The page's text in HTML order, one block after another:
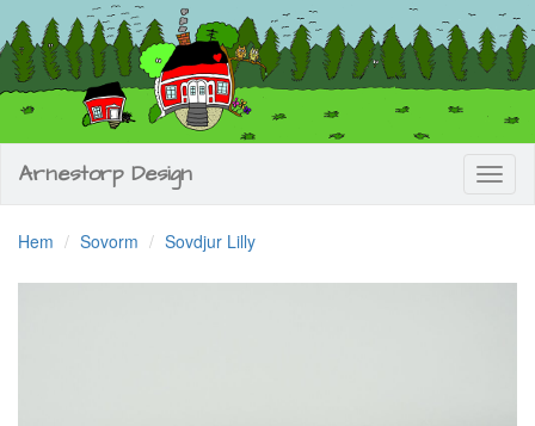
Arnestorp Design
Hem Sovorm Sovdjur Lilly